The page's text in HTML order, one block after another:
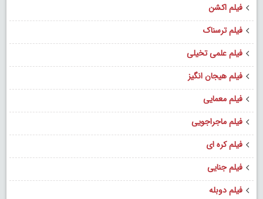
فیلم اکشن
فیلم ترسناک
فیلم علمی تخیلی
فیلم هیجان انگیز
فیلم معمایی
فیلم ماجراجویی
فیلم کره ای
فیلم جنایی
فیلم دوبله